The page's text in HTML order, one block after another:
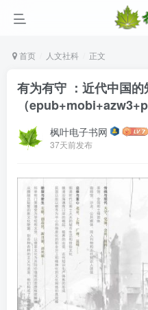
首页 人文社科 正文
有为有守 ：近代中国
（
枫叶电子书网
37天前发布
登录
没有账号？立即注册
用户名/手机号/邮箱
登录密码